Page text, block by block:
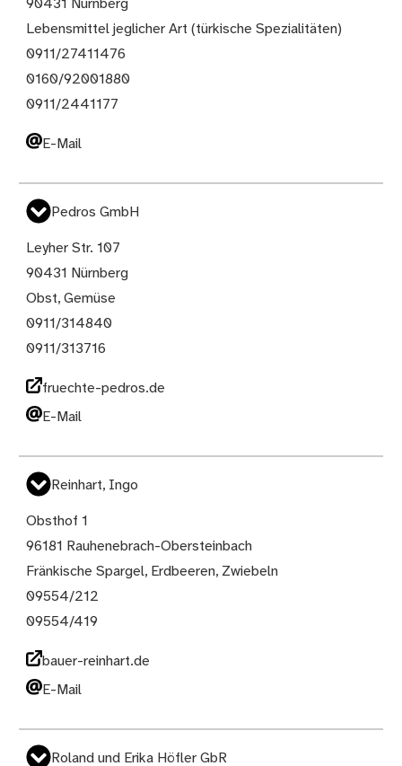
90431 Nürnberg
Lebensmittel jeglicher Art (türkische Spezialitäten)
0911/27411476
0160/92001880
0911/2441177
E-Mail
Pedros GmbH
Leyher Str. 107
90431 Nürnberg
Obst, Gemüse
0911/314840
0911/313716
fruechte-pedros.de
E-Mail
Reinhart, Ingo
Obsthof 1
96181 Rauhenebrach-Obersteinbach
Fränkische Spargel, Erdbeeren, Zwiebeln
09554/212
09554/419
bauer-reinhart.de
E-Mail
Roland und Erika Höfler GbR